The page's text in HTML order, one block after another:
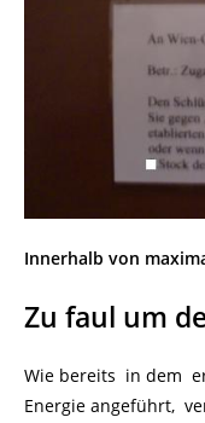
Innerhalb von
Zu faul um
Wie bereits in dem
Energie angeführt,